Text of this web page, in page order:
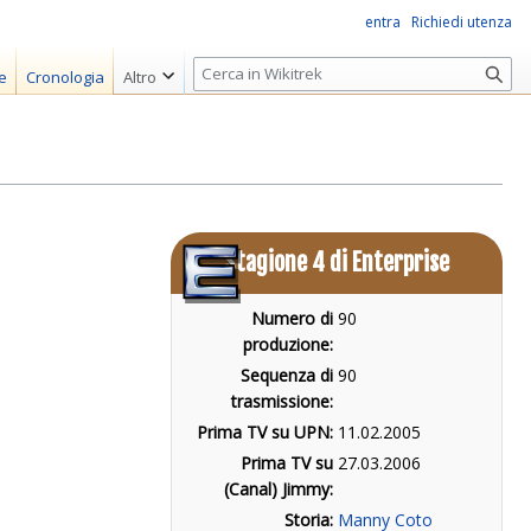
Stagione 4 di Enterprise
Numero di
produzione:
90
Sequenza di
trasmissione:
90
Prima TV su UPN: 11.02.2005
Prima TV su
(Canal) Jimmy:
27.03.2006
Storia: Manny Coto
entra Richiedi utenza
Cronologia Altro
R
i
r
a